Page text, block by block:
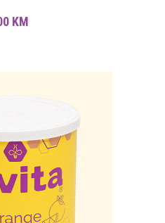
KM